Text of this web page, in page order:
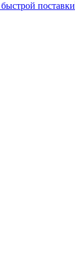
поставки